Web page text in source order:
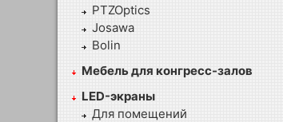
PTZOptics
Josawa
Bolin
Мебель для конгресс-залов
LED-экраны
Для помещений